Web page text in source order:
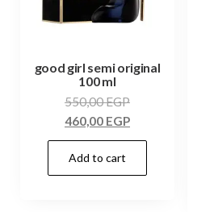
good girl semi original
100 ml
550,00EGP
460,00 EGP
Add to cart